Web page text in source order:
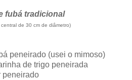
fubá tradicional
de 30 cm de diâmetro)
peneirado (usei o mimoso)
de trigo peneirada
peneirado